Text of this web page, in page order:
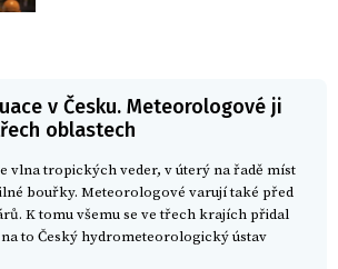
v Česku. Meteorologové ji
oblastech
vlna tropických veder, v úterý na řadě míst
bouřky. Meteorologové varují také před
K tomu všemu se ve třech krajích přidal
to Český hydrometeorologický ústav